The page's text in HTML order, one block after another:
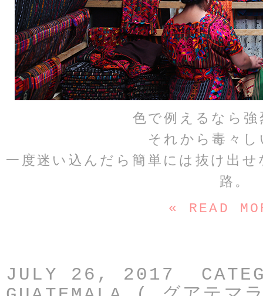
色で例えるなら強
それから毒々し
一度迷い込んだら簡単には抜け出
路。
« READ
JULY 26, 2017